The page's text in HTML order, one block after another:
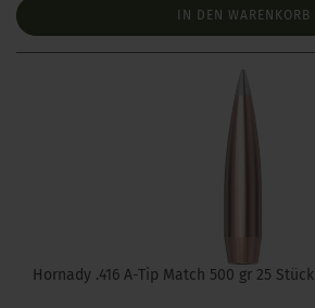
IN DEN WARENKORB
Hornady .416 A-Tip Match 500 gr 25 Stück